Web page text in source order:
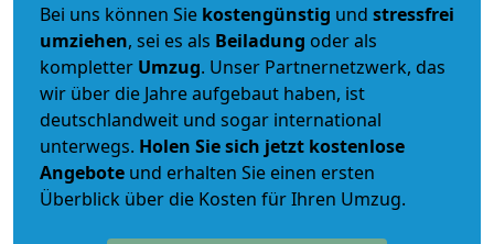
Bei uns können Sie kostengünstig und stressfrei
umziehen, sei es als Beiladung oder als
kompletter Umzug. Unser Partnernetzwerk, das
wir über die Jahre aufgebaut haben, ist
deutschlandweit und sogar international
unterwegs. Holen Sie sich jetzt kostenlose
Angebote und erhalten Sie einen ersten
Überblick über die Kosten für Ihren Umzug.